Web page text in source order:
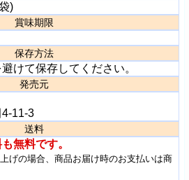
)
賞味期限
保存方法
けて保存してください。
発売元
11-3
送料
無料です。
げの場合、商品お届け時のお支払いは商